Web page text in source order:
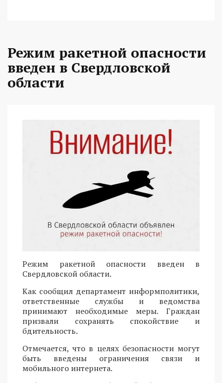
Режим ракетной опасности
введен в Свердловской
области
Режим ракетной опасности введен в
Свердловской области.
Как сообщил департамент информполитики,
ответственные службы и ведомства
принимают необходимые меры. Граждан
призвали сохранять спокойствие и
бдительность.
Отмечается, что в целях безопасности могут
быть введены ограничения связи и
мобильного интернета.